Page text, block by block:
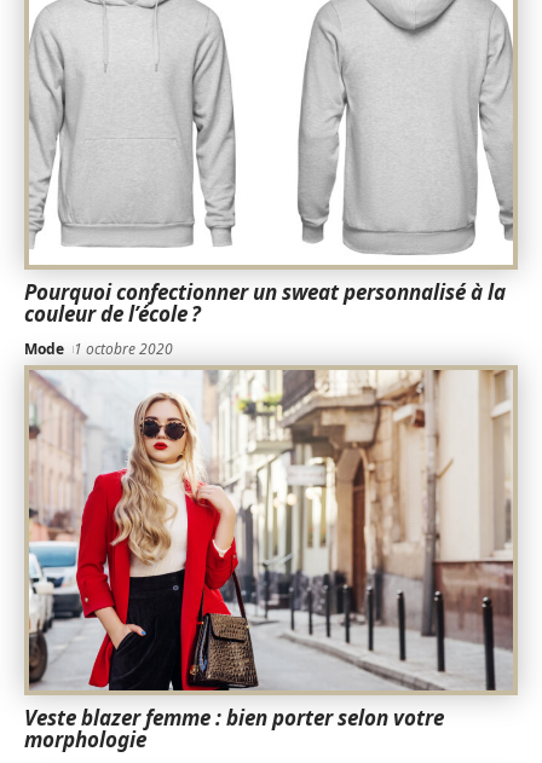
Pourquoi confectionner un sweat personnalisé à la
couleur de l’école ?
Mode 1 octobre 2020
Veste blazer femme : bien porter selon votre
morphologie